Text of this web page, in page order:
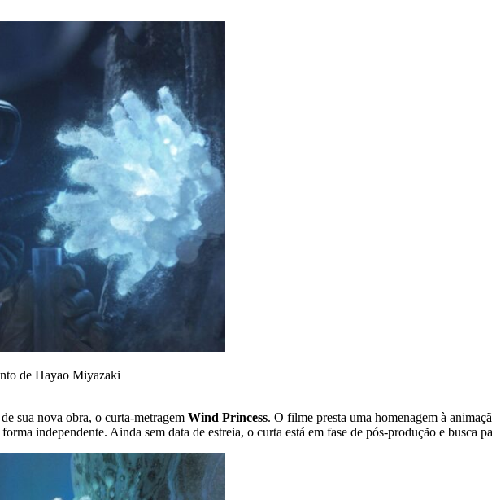
de Hayao Miyazaki
sua nova obra, o curta-metragem Wind Princess. O filme presta uma homenagem à
independente. Ainda sem data de estreia, o curta está em fase de pós-produção e busca